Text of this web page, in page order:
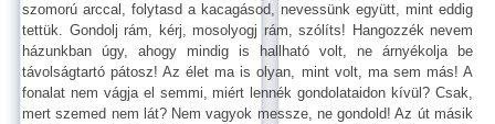
szomorú arccal, folytasd a kacagásod, nevessünk együtt, mint eddig
tettük. Gondolj rám, kérj, mosolyogj rám, szólíts! Hangozzék nevem
házunkban úgy, ahogy mindig is hallható volt, ne árnyékolja be
távolságtartó pátosz! Az élet ma is olyan, mint volt, ma sem más! A
fonalat nem vágja el semmi, miért lennék gondolataidon kívül? Csak,
mert szemed nem lát? Nem vagyok messze, ne gondold! Az út másik